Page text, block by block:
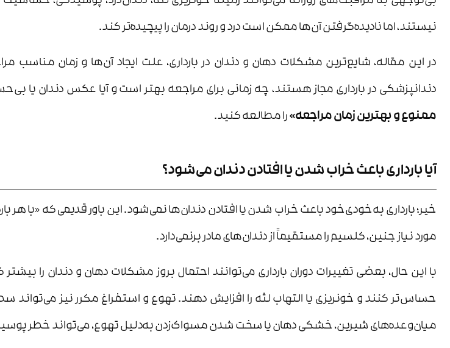
نیستند، اما نادیده‌گرفتن آن‌ها ممکن است درد و روند درمان را پیچیده‌تر کند.
در این مقاله، شایع‌ترین مشکلات دهان و دندان در بارداری، علت ایجاد آن‌ها و زمان مناسب
دندانپزشکی در بارداری مجاز هستند، چه زمانی برای مراجعه بهتر است و آیا عکس دندان یا
ممنوع و بهترین زمان مراجعه»را مطالعه کنید.
آیا بارداری باعث خراب شدن یا افتادن دندان می‌شود؟
خیر؛ بارداری به‌خودی‌خود باعث خراب شدن یا افتادن دندان‌ها نمی‌شود. این باور قدیمی که «با
مورد نیاز جنین، کلسیم را مستقیماً از دندان‌های مادر برنمی‌دارد.
با این حال، بعضی تغییرات دوران بارداری می‌توانند احتمال بروز مشکلات دهان و دندان را
حساس‌تر کنند و خونریزی یا التهاب لثه را افزایش دهند. تهوع و استفراغ مکرر نیز
میان‌وعده‌های شیرین، خشکی دهان یا سخت شدن مسواک‌زدن به‌دلیل تهوع، می‌تواند خطر پوسیدگی